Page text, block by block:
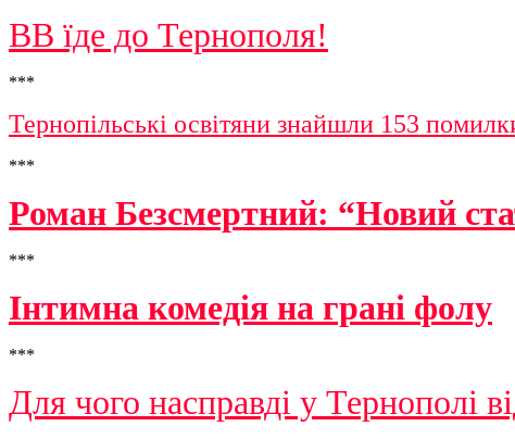
ВВ їде до Тернополя!
***
Тернопільські освітяни знайшли 153
***
Роман Безсмертний: “Новий
***
Інтимна комедія на грані фолу
***
Для чого насправді у Тернополі